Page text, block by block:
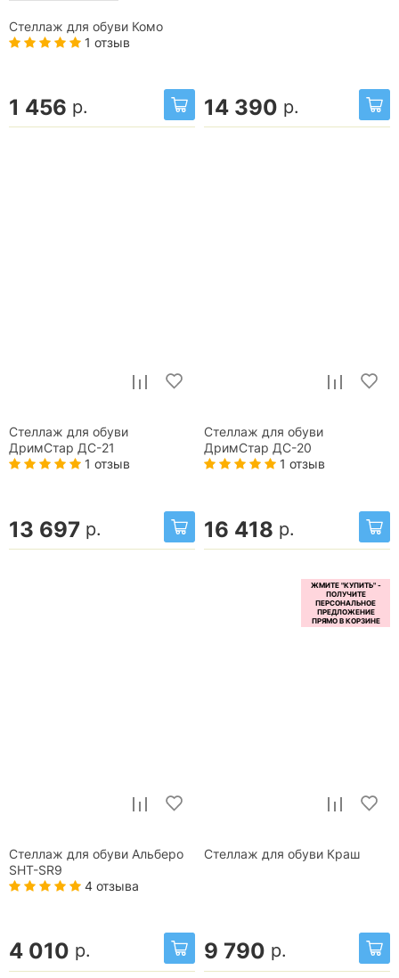
Стеллаж для обуви Комо
1 отзыв
1 456 р. 14 390 р.
Стеллаж для обуви
ДримСтар ДС-21
1 отзыв
13 697 р.
Стеллаж для обуви
ДримСтар ДС-20
1 отзыв
16 418 р.
Стеллаж для обуви Альберо
SHT-SR9
4 отзыва
4 010 р.
Стеллаж для обуви Краш
9 790 р.